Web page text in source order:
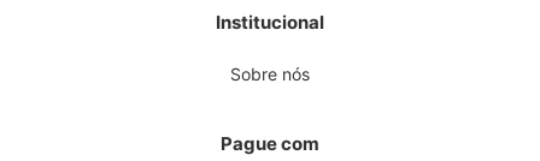
Institucional
Sobre nós
Pague com